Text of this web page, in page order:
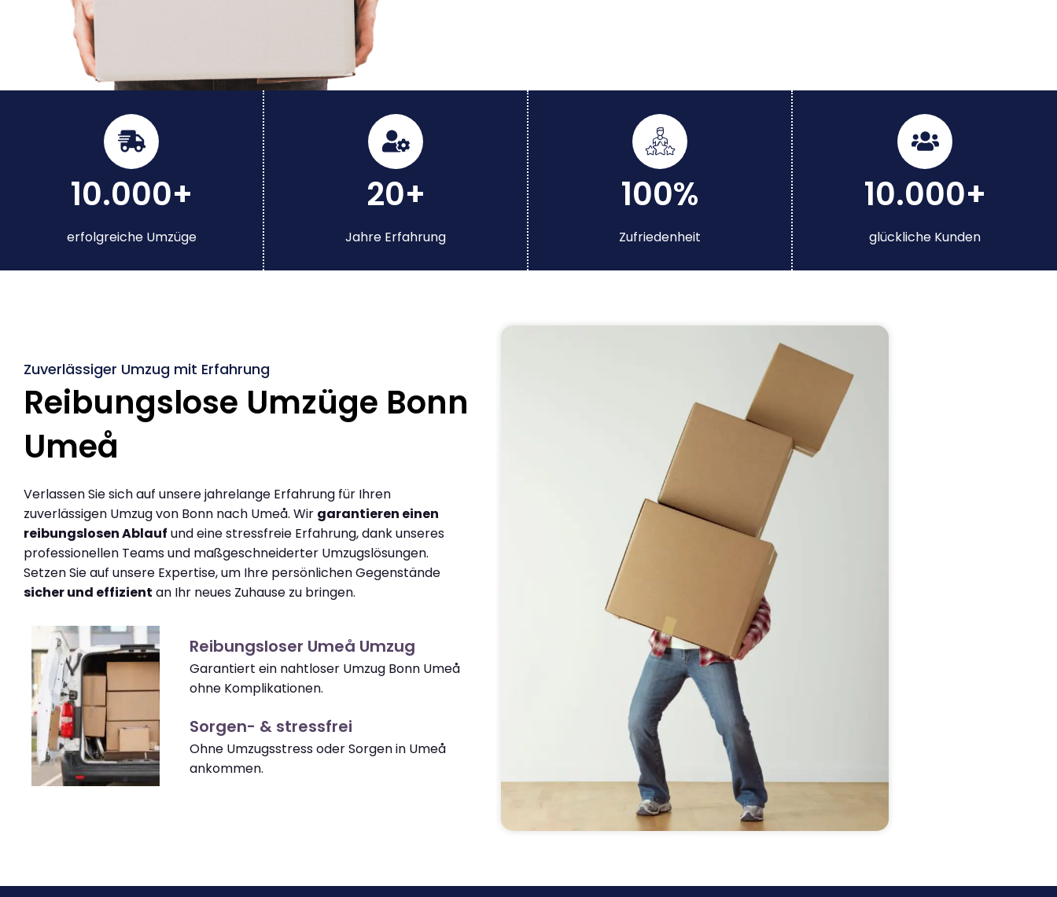
10.000+
erfolgreiche Umzüge
20+
Jahre Erfahrung
100%
Zufriedenheit
10.000+
glückliche Kunden
Zuverlässiger Umzug mit Erfahrung
Reibungslose Umzüge Bonn
Umeå
Verlassen Sie sich auf unsere jahrelange Erfahrung für Ihren
zuverlässigen Umzug von Bonn nach Umeå. Wir garantieren einen
reibungslosen Ablauf und eine stressfreie Erfahrung, dank unseres
professionellen Teams und maßgeschneiderter Umzugslösungen.
Setzen Sie auf unsere Expertise, um Ihre persönlichen Gegenstände
sicher und effizient an Ihr neues Zuhause zu bringen.
Reibungsloser Umeå Umzug
Garantiert ein nahtloser Umzug Bonn Umeå
ohne Komplikationen.
Sorgen- & stressfrei
Ohne Umzugsstress oder Sorgen in Umeå
ankommen.